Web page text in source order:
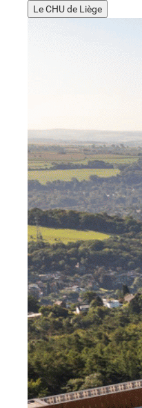
Le CHU de Liège